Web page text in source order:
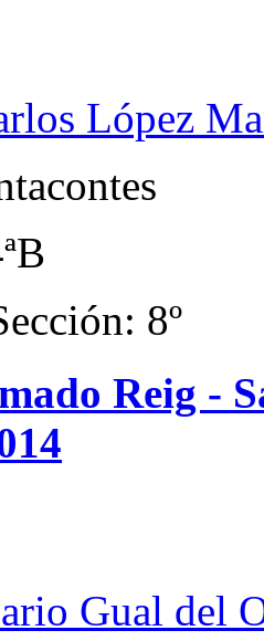
López
8º
Reig -
Gual del